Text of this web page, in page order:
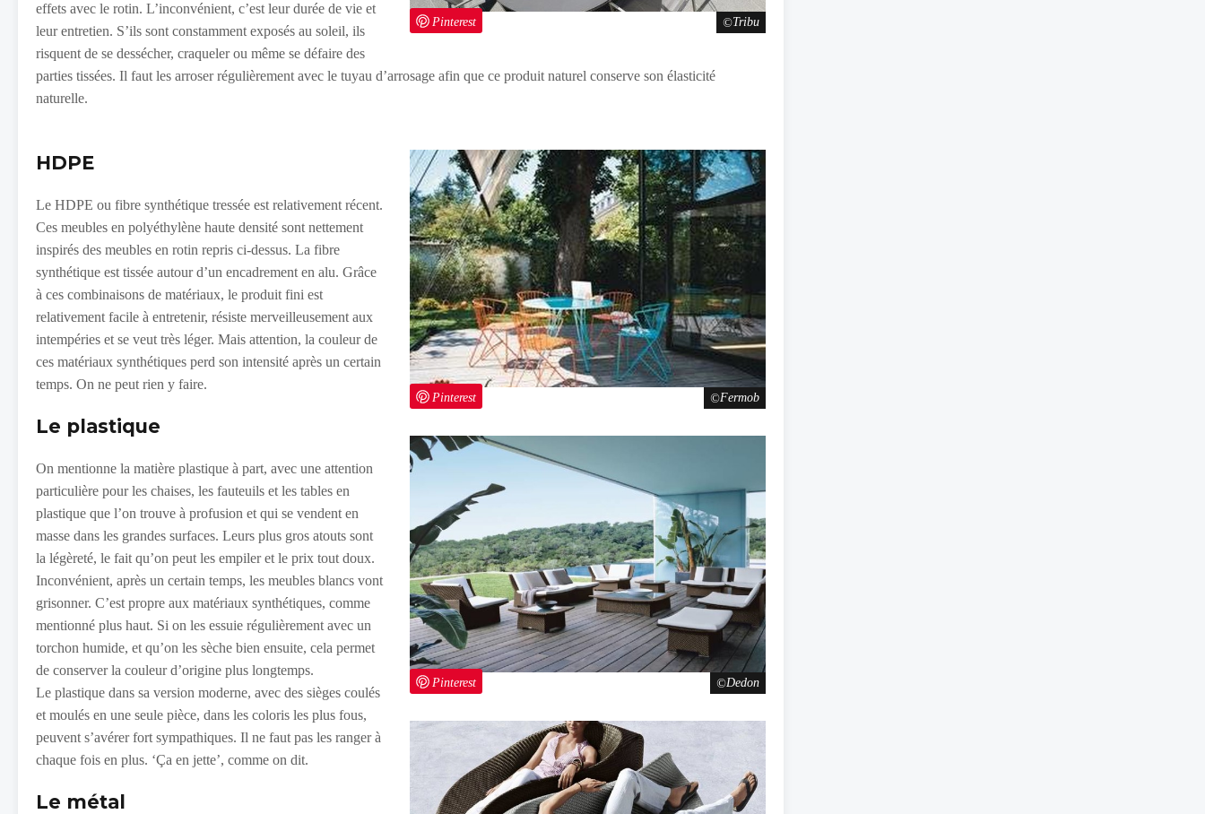
Tribu
Pinterest
effets avec le rotin. L’inconvénient, c’est leur durée de vie et
leur entretien. S’ils sont constamment exposés au soleil, ils
risquent de se dessécher, craqueler ou même se défaire des
parties tissées. Il faut les arroser régulièrement avec le tuyau d’arrosage afin que ce produit naturel conserve son élasticité
naturelle.
Fermob
Pinterest
Dedon
Pinterest
HDPE
Le HDPE ou fibre synthétique tressée est relativement récent.
Ces meubles en polyéthylène haute densité sont nettement
inspirés des meubles en rotin repris ci-dessus. La fibre
synthétique est tissée autour d’un encadrement en alu. Grâce
à ces combinaisons de matériaux, le produit fini est
relativement facile à entretenir, résiste merveilleusement aux
intempéries et se veut très léger. Mais attention, la couleur de
ces matériaux synthétiques perd son intensité après un certain
temps. On ne peut rien y faire.
Le plastique
On mentionne la matière plastique à part, avec une attention
particulière pour les chaises, les fauteuils et les tables en
plastique que l’on trouve à profusion et qui se vendent en
masse dans les grandes surfaces. Leurs plus gros atouts sont
la légèreté, le fait qu’on peut les empiler et le prix tout doux.
Inconvénient, après un certain temps, les meubles blancs vont
grisonner. C’est propre aux matériaux synthétiques, comme
mentionné plus haut. Si on les essuie régulièrement avec un
torchon humide, et qu’on les sèche bien ensuite, cela permet
de conserver la couleur d’origine plus longtemps.
Le plastique dans sa version moderne, avec des sièges coulés
et moulés en une seule pièce, dans les coloris les plus fous,
peuvent s’avérer fort sympathiques. Il ne faut pas les ranger à
chaque fois en plus. ‘Ça en jette’, comme on dit.
Le métal